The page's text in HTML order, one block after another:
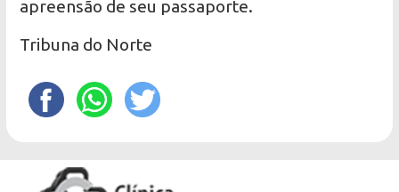
apreensão de seu passaporte.
Tribuna do Norte